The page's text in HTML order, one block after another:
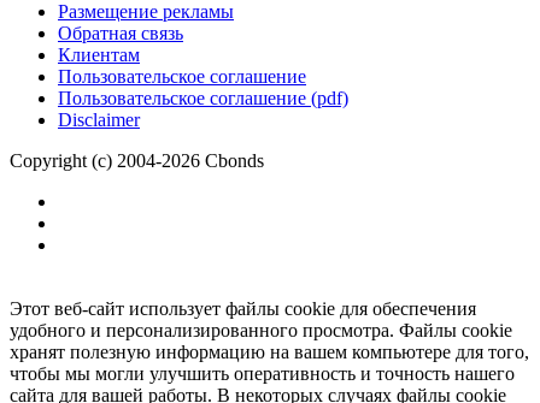
Размещение рекламы
Обратная связь
Клиентам
Пользовательское соглашение
Пользовательское соглашение (pdf)
Disclaimer
Copyright (c) 2004-2026 Cbonds
Этот веб-сайт использует файлы cookie для обеспечения
удобного и персонализированного просмотра. Файлы cookie
хранят полезную информацию на вашем компьютере для того,
чтобы мы могли улучшить оперативность и точность нашего
сайта для вашей работы. В некоторых случаях файлы cookie